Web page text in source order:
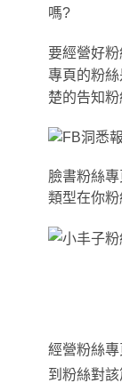
嗎?
要經營好粉
專頁的粉
楚的告知
臉書粉絲
類型在你
經營粉絲
到粉絲對